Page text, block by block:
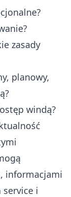
zasady
planowy,
windą?
informacjami
service i